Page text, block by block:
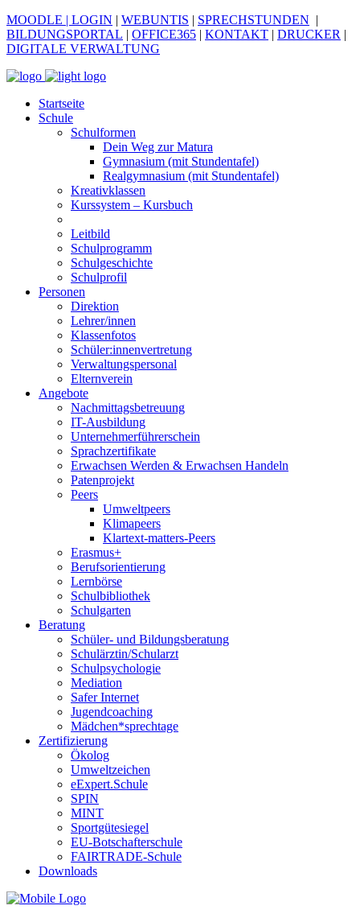
MOODLE | LOGIN | WEBUNTIS | SPRECHSTUNDEN |
BILDUNGSPORTAL | OFFICE365 | KONTAKT | DRUCKER |
DIGITALE VERWALTUNG
Startseite
Schule
Schulformen
Dein Weg zur Matura
Gymnasium (mit Stundentafel)
Realgymnasium (mit Stundentafel)
Kreativklassen
Kurssystem – Kursbuch
Leitbild
Schulprogramm
Schulgeschichte
Schulprofil
Personen
Direktion
Lehrer/innen
Klassenfotos
Schüler:innenvertretung
Verwaltungspersonal
Elternverein
Angebote
Nachmittagsbetreuung
IT-Ausbildung
Unternehmerführerschein
Sprachzertifikate
Erwachsen Werden & Erwachsen Handeln
Patenprojekt
Peers
Umweltpeers
Klimapeers
Klartext-matters-Peers
Erasmus+
Berufsorientierung
Lernbörse
Schulbibliothek
Schulgarten
Beratung
Schüler- und Bildungsberatung
Schulärztin/Schularzt
Schulpsychologie
Mediation
Safer Internet
Jugendcoaching
Mädchen*sprechtage
Zertifizierung
Ökolog
Umweltzeichen
eExpert.Schule
SPIN
MINT
Sportgütesiegel
EU-Botschafterschule
FAIRTRADE-Schule
Downloads